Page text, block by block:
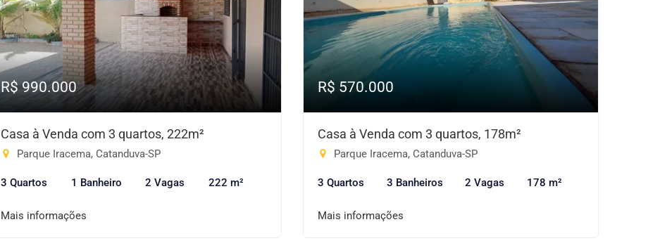
R$ 990.000
Casa à Venda com 3 quartos, 222m²
Parque Iracema, Catanduva-SP
3 Quartos 1 Banheiro 2 Vagas 222 m²
Mais informações
R$ 570.000
Casa à Venda com 3 quartos, 178m²
Parque Iracema, Catanduva-SP
3 Quartos 3 Banheiros 2 Vagas 178 m²
Mais informações